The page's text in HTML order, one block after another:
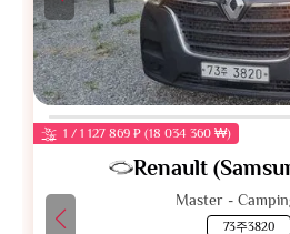
1 / 1 127 869 ₽ (18 034 360 ₩)
Renault
Master -
73주3820